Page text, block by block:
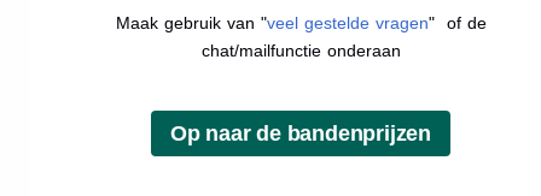
Maak gebruik van "veel gestelde vragen" of de
chat/mailfunctie onderaan